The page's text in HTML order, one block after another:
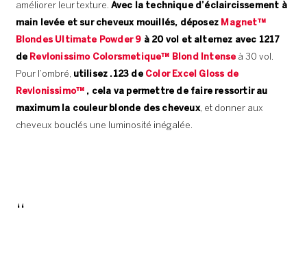
améliorer leur texture. Avec la technique d’éclaircissement à
main levée et sur cheveux mouillés, déposez Magnet™
Blondes Ultimate Powder 9 à 20 vol et alternez avec 1217
de Revlonissimo Colorsmetique™ Blond Intense à 30 vol.
Pour l’ombré, utilisez .123 de Color Excel Gloss de
Revlonissimo™ , cela va permettre de faire ressortir au
maximum la couleur blonde des cheveux, et donner aux
cheveux bouclés une luminosité inégalée.